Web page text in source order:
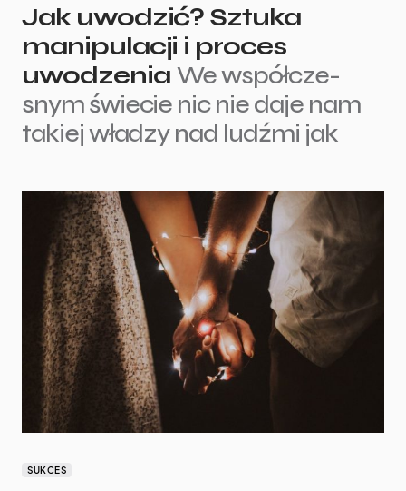
Jak uwodzić? Sztuka
manipulacji i proces
uwodzenia We współ­cze­
snym świe­cie nic nie daje nam
takiej wła­dzy nad ludźmi jak
SUKCES